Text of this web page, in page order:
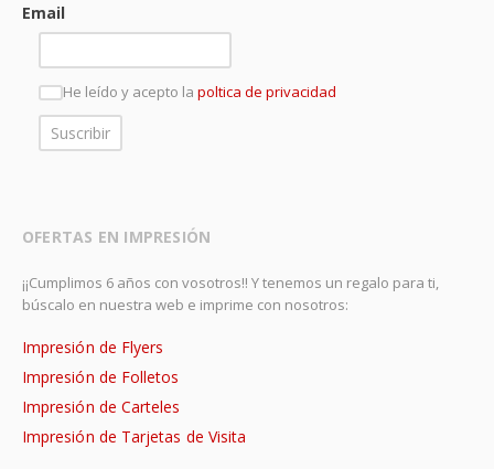
Email
He leído y acepto la poltica de privacidad
OFERTAS EN IMPRESIÓN
¡¡Cumplimos 6 años con vosotros!! Y tenemos un regalo para ti,
búscalo en nuestra web e imprime con nosotros:
Impresión de Flyers
Impresión de Folletos
Impresión de Carteles
Impresión de Tarjetas de Visita